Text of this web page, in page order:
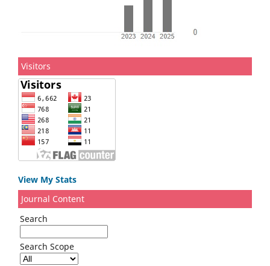
Visitors
View My Stats
Journal Content
Search
Search Scope